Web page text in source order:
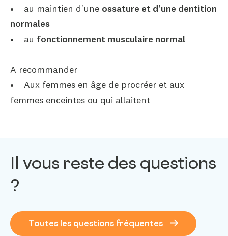
• au maintien d'une ossature et d'une dentition
normales
• au fonctionnement musculaire normal
A recommander
• Aux femmes en âge de procréer et aux
femmes enceintes ou qui allaitent
Il vous reste des questions
?
Toutes les questions fréquentes